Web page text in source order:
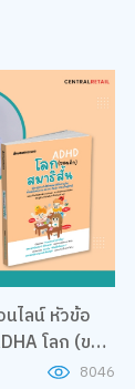
ไลน์ หัวข้อ
โลก (ของ
- แพทย์หญิง8046